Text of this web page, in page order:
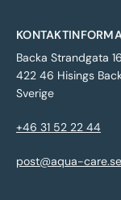
Backa Strandgata 16
422 46 Hisings
Sverige
+46 31 52 22 44
post@aqua-care.se